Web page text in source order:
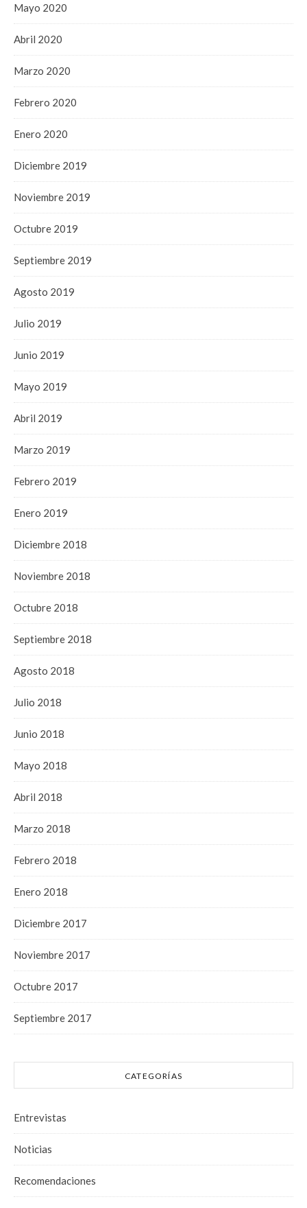
Mayo 2020
Abril 2020
Marzo 2020
Febrero 2020
Enero 2020
Diciembre 2019
Noviembre 2019
Octubre 2019
Septiembre 2019
Agosto 2019
Julio 2019
Junio 2019
Mayo 2019
Abril 2019
Marzo 2019
Febrero 2019
Enero 2019
Diciembre 2018
Noviembre 2018
Octubre 2018
Septiembre 2018
Agosto 2018
Julio 2018
Junio 2018
Mayo 2018
Abril 2018
Marzo 2018
Febrero 2018
Enero 2018
Diciembre 2017
Noviembre 2017
Octubre 2017
Septiembre 2017
CATEGORÍAS
Entrevistas
Noticias
Recomendaciones